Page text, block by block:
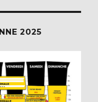
2025